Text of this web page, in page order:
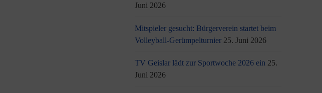
Juni 2026
Mitspieler gesucht: Bürgerverein startet beim
Volleyball-Gerümpelturnier 25. Juni 2026
TV Geislar lädt zur Sportwoche 2026 ein 25.
Juni 2026